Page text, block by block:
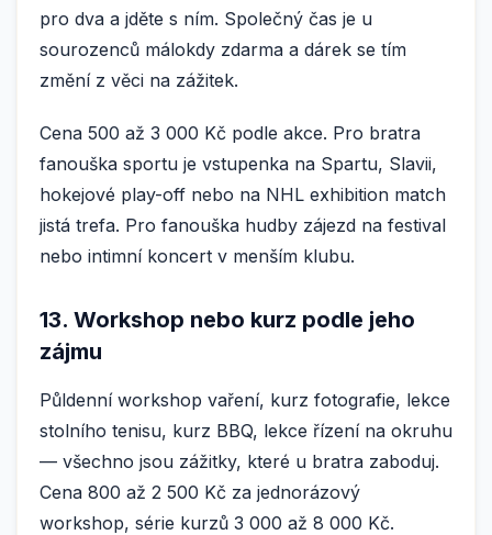
pro dva a jděte s ním. Společný čas je u
sourozenců málokdy zdarma a dárek se tím
změní z věci na zážitek.
Cena 500 až 3 000 Kč podle akce. Pro bratra
fanouška sportu je vstupenka na Spartu, Slavii,
hokejové play-off nebo na NHL exhibition match
jistá trefa. Pro fanouška hudby zájezd na festival
nebo intimní koncert v menším klubu.
13. Workshop nebo kurz podle jeho
zájmu
Půldenní workshop vaření, kurz fotografie, lekce
stolního tenisu, kurz BBQ, lekce řízení na okruhu
— všechno jsou zážitky, které u bratra zaboduj.
Cena 800 až 2 500 Kč za jednorázový
workshop, série kurzů 3 000 až 8 000 Kč.